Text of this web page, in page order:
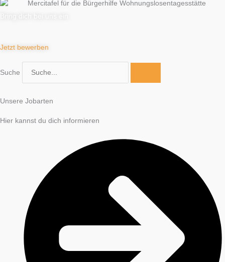
Jetzt bewerben
Suche
Unsere Jobarten
Hier kannst du dich informieren